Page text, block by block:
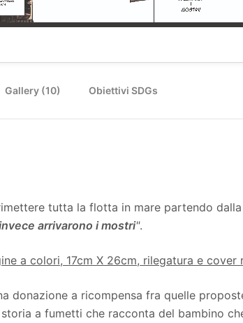
Gallery (10) Obiettivi SDGs
tutta la flotta in mare partendo
arrivarono i mostri".
a colori, 17cm X 26cm, rilegatura e cover
donazione a ricompensa fra quelle
a fumetti che racconta del bambino